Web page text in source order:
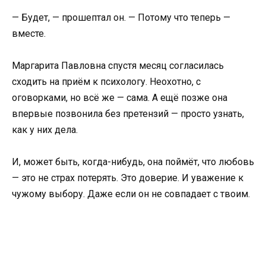
— Будет, — прошептал он. — Потому что теперь —
вместе.
Маргарита Павловна спустя месяц согласилась
сходить на приём к психологу. Неохотно, с
оговорками, но всё же — сама. А ещё позже она
впервые позвонила без претензий — просто узнать,
как у них дела.
И, может быть, когда-нибудь, она поймёт, что любовь
— это не страх потерять. Это доверие. И уважение к
чужому выбору. Даже если он не совпадает с твоим.